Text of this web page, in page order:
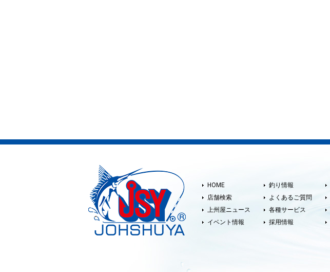
HOME
店舗検索
上州屋ニュース
イベント情報
釣り情報
よくあるご質問
各種サービス
採用情報